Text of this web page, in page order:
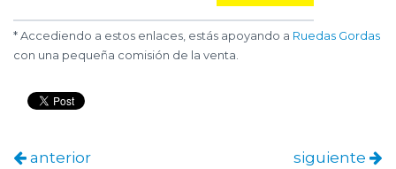
* Accediendo a estos enlaces, estás apoyando a Ruedas Gordas
con una pequeña comisión de la venta.
anterior siguiente